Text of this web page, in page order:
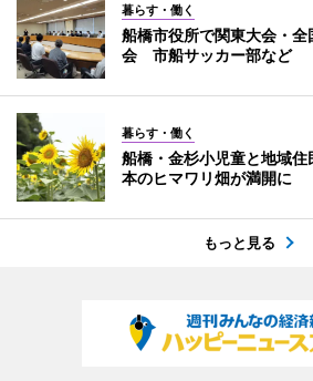
暮らす・働く
船橋市役所で関東大会・
会 市船サッカー部など
暮らす・働く
船橋・金杉小児童と地域
本のヒマワリ畑が満開に
もっと見る